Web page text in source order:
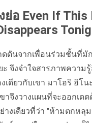
ย่อ Even If This
ดดันจากเพื่อนร่วมชั้นที่มั
ะ จึงจำใจสารภาพความ
เดียวกับเขา มาโอริ ฮิโน
าจึงวางแผนที่จะออกเด
ย่างเดียวที่ว่า "ห้ามตกหลุ